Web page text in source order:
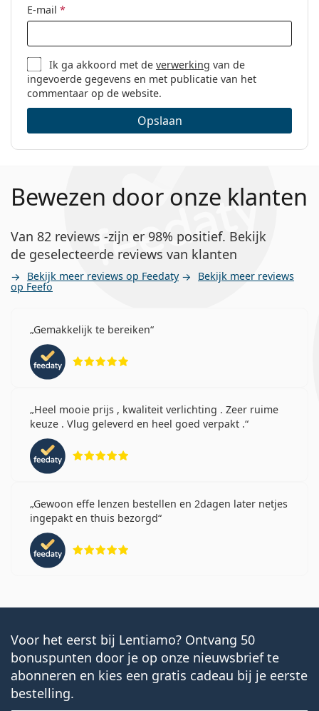
E-mail *
Ik ga akkoord met deverwerking van de
ingevoerde gegevens en met publicatie van het
commentaar op de website.
Opslaan
Bewezen door onze klanten
Van 82 reviews -zijn er 98% positief. Bekijk
de geselecteerde reviews van klanten
Bekijk meer reviews op Feedaty Bekijk meer reviews
op Feefo
Gemakkelijk te bereiken
Heel mooie prijs , kwaliteit verlichting . Zeer ruime
keuze . Vlug geleverd en heel goed verpakt .
Gewoon effe lenzen bestellen en 2dagen later netjes
ingepakt en thuis bezorgd
Voor het eerst bij Lentiamo? Ontvang 50
bonuspunten door je op onze nieuwsbrief te
abonneren en kies een gratis cadeau bij je eerste
bestelling.